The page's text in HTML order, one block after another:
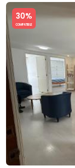
30%
COMPATIBLE
Slide 1 of 5